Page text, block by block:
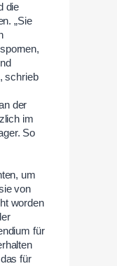
die
„Sie
schrieb
der
im
So
um
von
worden
für
für